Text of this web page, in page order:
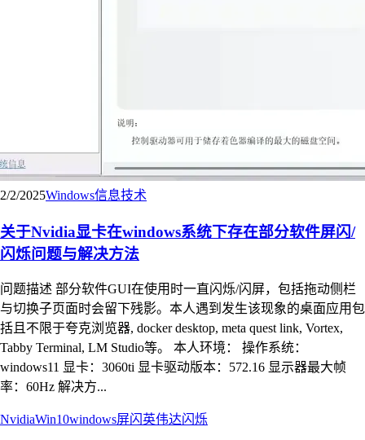
2/2/2025Windows信息技术
关于Nvidia显卡在windows系统下存在部分软件屏闪/
闪烁问题与解决方法
问题描述 部分软件GUI在使用时一直闪烁/闪屏，包括拖动侧栏
与切换子页面时会留下残影。本人遇到发生该现象的桌面应用包
括且不限于夸克浏览器, docker desktop, meta quest link, Vortex,
Tabby Terminal, LM Studio等。 本人环境： 操作系统：
windows11 显卡：3060ti 显卡驱动版本：572.16 显示器最大帧
率：60Hz 解决方...
NvidiaWin10windows屏闪 英伟达闪烁